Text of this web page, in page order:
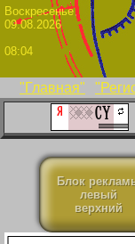
"Главная"
09.08.2026
08:04
Блок
левый
верхний